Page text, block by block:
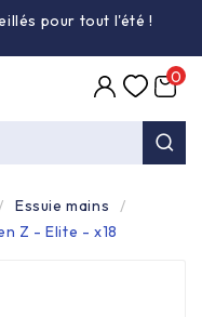
pour tout l'été!


0
Essuie mains
Z - Elite - x18